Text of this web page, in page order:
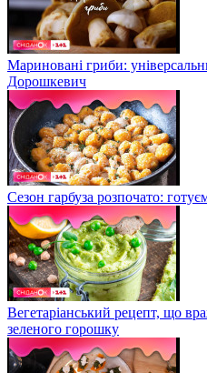
Мариновані гриби:
Дорошкевич
Сезон гарбуза розпочато:
Вегетаріанський рецепт, що
зеленого горошку